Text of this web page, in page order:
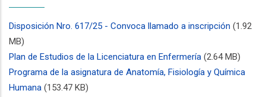
Disposición Nro. 617/25 - Convoca llamado a inscripción (1.92
MB)
Plan de Estudios de la Licenciatura en Enfermería (2.64 MB)
Programa de la asignatura de Anatomía, Fisiología y Química
Humana (153.47 KB)